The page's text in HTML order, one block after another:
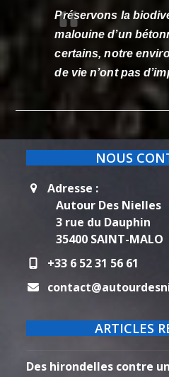
Préservons la
malouine d’un
certains,notre
de vie n’ont pas
NOUS
Adresse :
Autour Des Nielles
3 rue du Dauphin
35400 SAINT-MALO
+33 6 52 31 56 61
ARTICLES
Des hirondelles contre